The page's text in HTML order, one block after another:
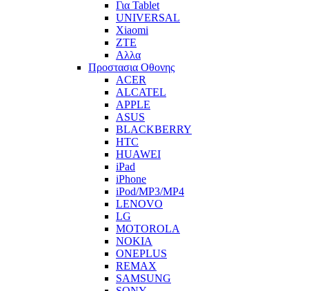
Για Tablet
UNIVERSAL
Xiaomi
ZTE
Αλλα
Προστασια Οθονης
ACER
ALCATEL
APPLE
ASUS
BLACKBERRY
HTC
HUAWEI
iPad
iPhone
iPod/MP3/MP4
LENOVO
LG
MOTOROLA
NOKIA
ONEPLUS
REMAX
SAMSUNG